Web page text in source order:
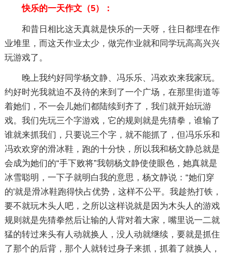
快乐的一天作文（5）：
和昔日相比这天真就是快乐的一天呀，往日都埋在作
业堆里，而这天作业太少，做完作业就和同学玩高高兴兴
玩游戏了。
晚上我约好同学杨文静、冯乐乐、冯欢欢来我家玩。
约好时光我就迫不及待的来到了一个广场，在那里街道等
着她们，不一会儿她们都陆续到齐了，我们就开始玩游
戏。我们先玩三个字游戏，它的规则就是先猜拳，谁输了
谁就来抓我们，只要说三个字，就不能抓了，但冯乐乐和
冯欢欢穿的滑冰鞋，跑的十分快，所以我和杨文静总就是
会成为她们的“手下败将”我朝杨文静使使眼色，她真就是
冰雪聪明，一下子就明白我的意思，杨文静说：“她们穿
的'就是滑冰鞋跑得快占优势，这样不公平。我趁热打铁，
要不就玩木头人吧，之所以这样说就是因为木头人的游戏
规则就是先猜拳然后让输的人背对着大家，嘴里说一二就
猛的转过来头有人动就换人，没人动就继续，要就是抓住
了那个的后背，那个人就转过身子来抓，抓着了就换人，